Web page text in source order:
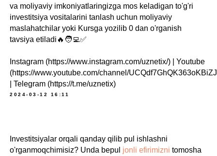
va moliyaviy imkoniyatlaringizga mos keladigan to'g'ri
investitsiya vositalarini tanlash uchun moliyaviy
maslahatchilar yoki Kursga yozilib 0 dan o'rganish
tavsiya etiladi🔥🧑‍💻✅
Instagram (https://www.instagram.com/uznetix/) | Youtube
(https://www.youtube.com/channel/
| Telegram (https://t.me/uznetix)
2024-03-12 16:11
Investitsiyalar orqali qanday qilib pul ishlashni
o'rganmoqchimisiz? Unda bepul jonli efirimizni tomosha